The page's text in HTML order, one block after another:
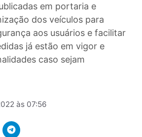
em portaria e
dos veículos para
aos usuários e
já estão em vigor e
caso sejam
às 07:56